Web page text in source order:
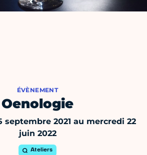
ÉVÈNEMENT
Oenologie
septembre 2021 au mercredi 22
juin 2022
Ateliers